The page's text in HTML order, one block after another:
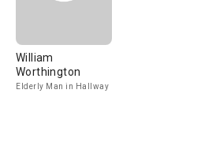
William
Worthington
Elderly Man in Hallway